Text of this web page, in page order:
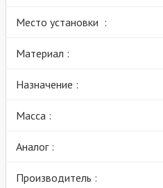
Место установки :
Материал :
Назначение :
Масса :
Аналог :
Производитель :